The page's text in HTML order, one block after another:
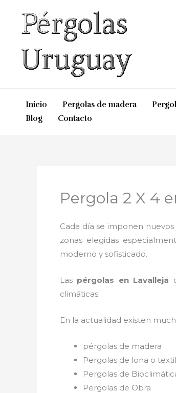
contenido
Inicio Pergolas de madera
Blog
Contacto
Pergola 2 X 4
Cada día se imponen
zonas elegidas
moderno y sofisticado.
Las pérgolas en Lavalleja
climáticas.
En la actualidad existen
pérgolas de madera
Pergolas de lona o
Pergolas de
Pergolas de Obra